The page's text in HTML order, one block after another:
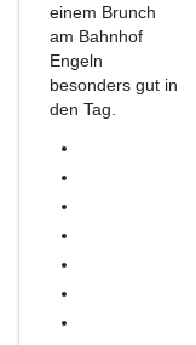
einem Brunch
am Bahnhof
Engeln
besonders gut in
den Tag.